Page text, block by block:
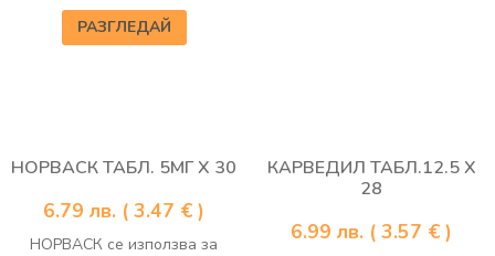
РАЗГЛЕДАЙ
НОРВАСК ТАБЛ. 5МГ Х 30
6.79 лв. ( 3.47 € )
НОРВАСК се използва за
КАРВЕДИЛ ТАБЛ.12.5 Х
28
6.99 лв. ( 3.57 € )